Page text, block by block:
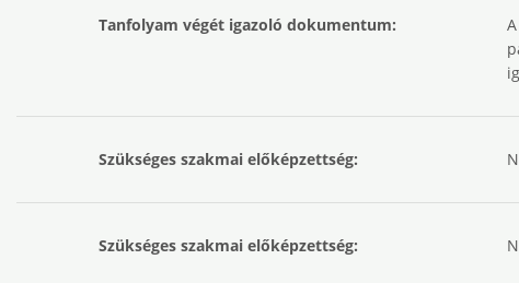
Tanfolyam végét igazoló dokumentum:
Szükséges szakmai előképzettség:
Szükséges szakmai előképzettség: